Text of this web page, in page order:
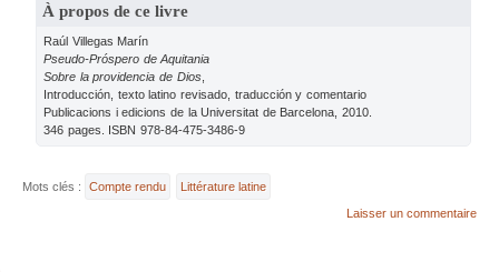
À propos de ce livre
Raúl Villegas Marín
Pseudo-Próspero de Aquitania
Sobre la providencia de Dios,
Introducción, texto latino revisado, traducción y comentario
Publicacions i edicions de la Universitat de Barcelona, 2010.
346 pages. ISBN 978-84-475-3486-9
Mots clés : Compte rendu
Littérature latine
Laisser un commentaire